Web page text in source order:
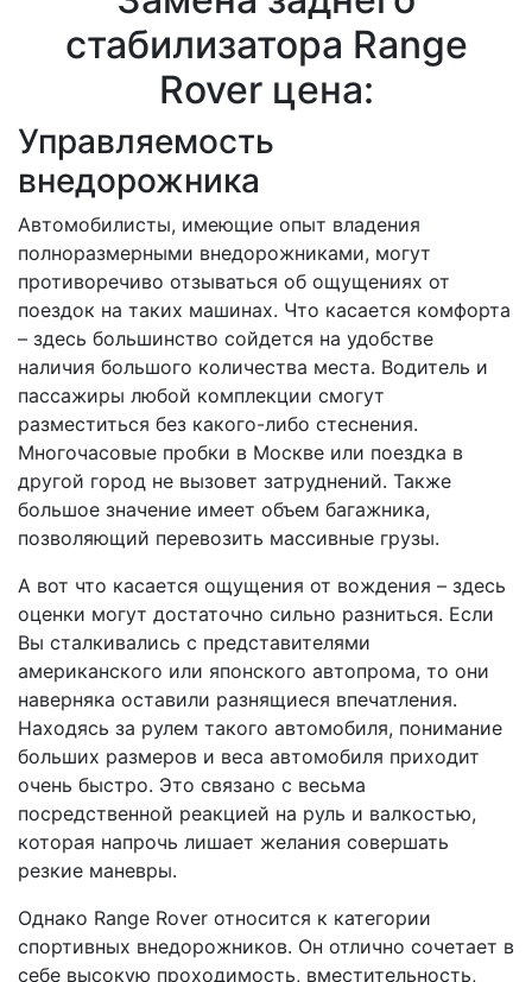
стабилизатора Range
Rover цена:
Управляемость
внедорожника
Автомобилисты, имеющие опыт владения
полноразмерными внедорожниками, могут
противоречиво отзываться об ощущениях от
поездок на таких машинах. Что касается комфорта
– здесь большинство сойдется на удобстве
наличия большого количества места. Водитель и
пассажиры любой комплекции смогут
разместиться без какого-либо стеснения.
Многочасовые пробки в Москве или поездка в
другой город не вызовет затруднений. Также
большое значение имеет объем багажника,
позволяющий перевозить массивные грузы.
А вот что касается ощущения от вождения – здесь
оценки могут достаточно сильно разниться. Если
Вы сталкивались с представителями
американского или японского автопрома, то они
наверняка оставили разнящиеся впечатления.
Находясь за рулем такого автомобиля, понимание
больших размеров и веса автомобиля приходит
очень быстро. Это связано с весьма
посредственной реакцией на руль и валкостью,
которая напрочь лишает желания совершать
резкие маневры.
Однако Range Rover относится к категории
спортивных внедорожников. Он отлично сочетает в
себе высокую проходимость, вместительность,